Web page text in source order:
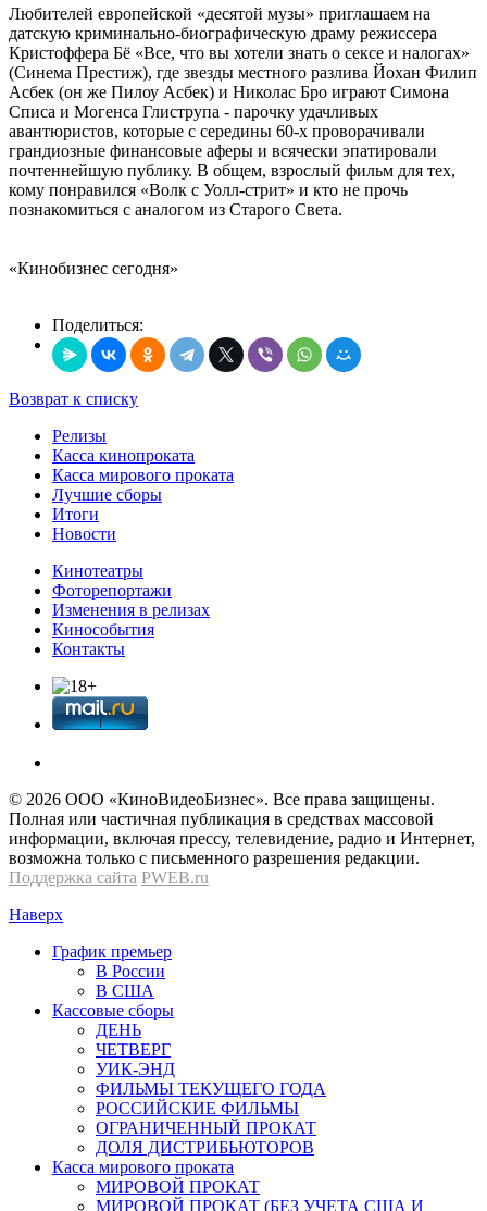
Любителей европейской «десятой музы» приглашаем на
датскую криминально-биографическую драму режиссера
Кристоффера Бё «Все, что вы хотели знать о сексе и налогах»
(Синема Престиж), где звезды местного разлива Йохан Филип
Асбек (он же Пилоу Асбек) и Николас Бро играют Симона
Списа и Могенса Глиструпа - парочку удачливых
авантюристов, которые с середины 60-х проворачивали
грандиозные финансовые аферы и всячески эпатировали
почтеннейшую публику. В общем, взрослый фильм для тех,
кому понравился «Волк с Уолл-стрит» и кто не прочь
познакомиться с аналогом из Старого Света.
«Кинобизнес сегодня»
Поделиться:
Возврат к списку
Релизы
Касса кинопроката
Касса мирового проката
Лучшие сборы
Итоги
Новости
Кинотеатры
Фоторепортажи
Изменения в релизах
Кинособытия
Контакты
© 2026 OOО «КиноВидеоБизнес». Все права защищены.
Полная или частичная публикация в средствах массовой
информации, включая прессу, телевидение, радио и Интернет,
возможна только с письменного разрешения редакции.
Поддержка сайта PWEB.ru
Наверх
График премьер
В России
В США
Кассовые сборы
ДЕНЬ
ЧЕТВЕРГ
УИК-ЭНД
ФИЛЬМЫ ТЕКУЩЕГО ГОДА
РОССИЙСКИЕ ФИЛЬМЫ
ОГРАНИЧЕННЫЙ ПРОКАТ
ДОЛЯ ДИСТРИБЬЮТОРОВ
Касса мирового проката
МИРОВОЙ ПРОКАТ
МИРОВОЙ ПРОКАТ (БЕЗ УЧЕТА США И